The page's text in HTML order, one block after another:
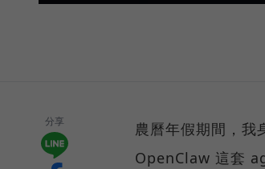
分享
農曆年假期間，
OpenClaw 這套